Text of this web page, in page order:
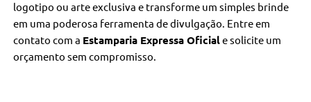
logotipo ou arte exclusiva e transforme um simples brinde
em uma poderosa ferramenta de divulgação. Entre em
contato com a Estamparia Expressa Oficiale solicite um
orçamento sem compromisso.